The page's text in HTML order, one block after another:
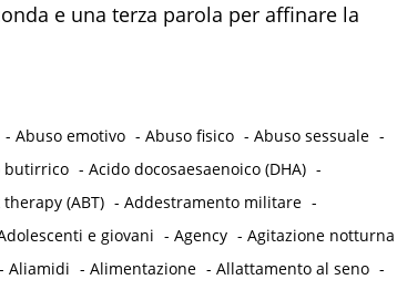
e una terza parola per affinare la
- Abuso emotivo - Abuso fisico - Abuso sessuale -
butirrico - Acido docosaesaenoico (DHA) -
(ABT) - Addestramento militare -
e giovani - Agency - Agitazione notturna
- Aliamidi - Alimentazione - Allattamento al seno -